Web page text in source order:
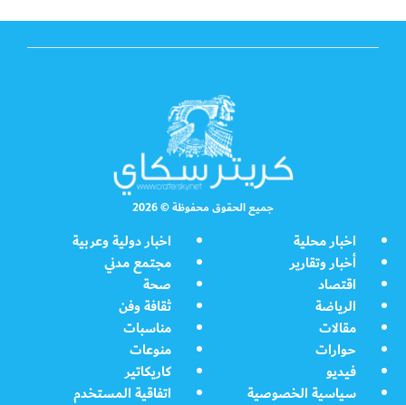
جميع الحقوق محفوظة © 2026
اخبار محلية
اخبار دولية وعربية
أخبار وتقارير
مجتمع مدني
اقتصاد
صحة
الرياضة
ثقافة وفن
مقالات
مناسبات
حوارات
منوعات
فيديو
كاريكاتير
سياسية الخصوصية
اتفاقية المستخدم